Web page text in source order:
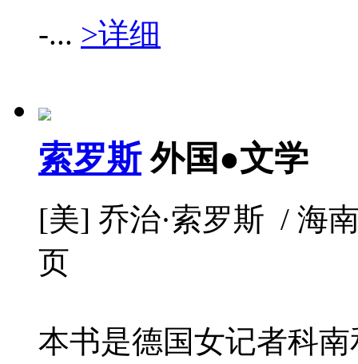
-... >详细
索罗斯 外国●文学
[美] 乔治·索罗斯 / 海
页
本书是德国女记者科